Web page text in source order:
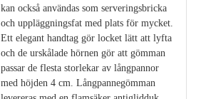
kan också användas som serveringsbricka
och uppläggningsfat med plats för mycket.
Ett elegant handtag gör locket lätt att lyfta
och de urskålade hörnen gör att gömman
passar de flesta storlekar av långpannor
med höjden 4 cm. Långpannegömman